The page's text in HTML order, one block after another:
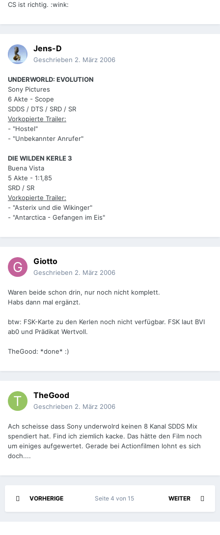
CS ist richtig. :wink:
Jens-D
Geschrieben 2. März 2006
UNDERWORLD: EVOLUTION
Sony Pictures
6 Akte - Scope
SDDS / DTS / SRD / SR
Vorkopierte Trailer:
- "Hostel"
- "Unbekannter Anrufer"
DIE WILDEN KERLE 3
Buena Vista
5 Akte - 1:1,85
SRD / SR
Vorkopierte Trailer:
- "Asterix und die Wikinger"
- "Antarctica - Gefangen im Eis"
Giotto
Geschrieben 2. März 2006
Waren beide schon drin, nur noch nicht komplett.
Habs dann mal ergänzt.
btw: FSK-Karte zu den Kerlen noch nicht verfügbar. FSK laut BVI
ab0 und Prädikat Wertvoll.
TheGood: *done* :)
TheGood
Geschrieben 2. März 2006
Ach scheisse dass Sony underwolrd keinen 8 Kanal SDDS Mix
spendiert hat. Find ich ziemlich kacke. Das hätte den Film noch
um einiges aufgewertet. Gerade bei Actionfilmen lohnt es sich
doch....
VORHERIGE WEITER
Seite 4 von 15